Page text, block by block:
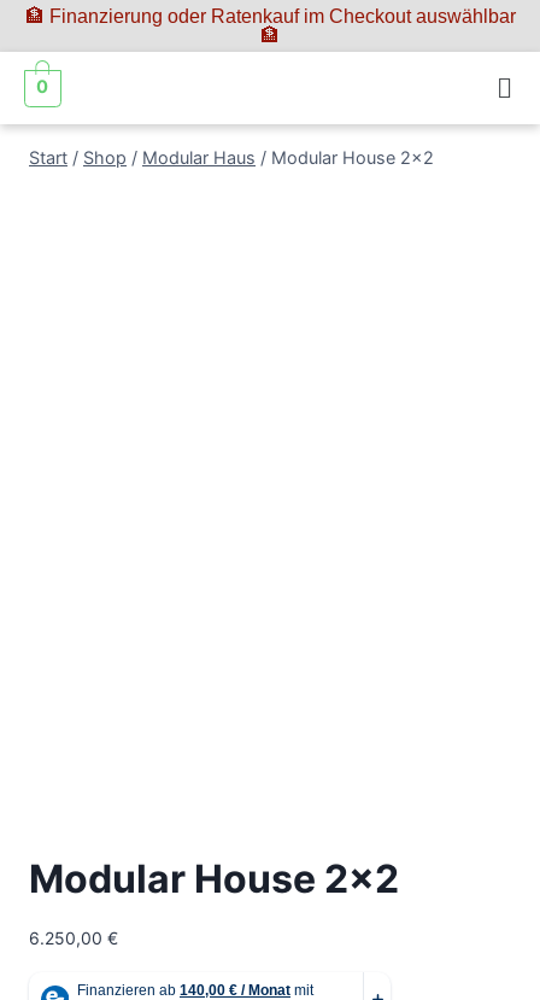
🏦 Finanzierung oder Ratenkauf im Checkout auswählbar
🏦
0
Start / Shop / Modular Haus / Modular House 2×2
Modular House 2×2
6.250,00 €